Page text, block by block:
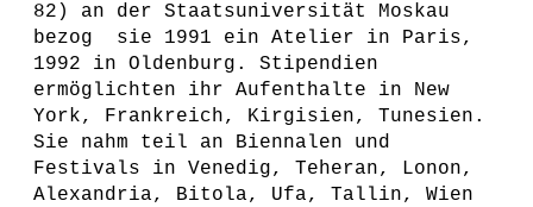
82) an der Staatsuniversität Moskau
bezog sie 1991 ein Atelier in Paris,
1992 in Oldenburg. Stipendien
ermöglichten ihr Aufenthalte in New
York, Frankreich, Kirgisien, Tunesien.
Sie nahm teil an Biennalen und
Festivals in Venedig, Teheran, Lonon,
Alexandria, Bitola, Ufa, Tallin, Wien